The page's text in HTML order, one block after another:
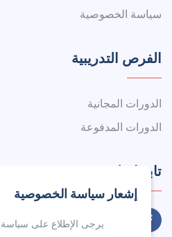
سياسة الخصوصية
الفرص التدريبية
الدورات المجانية
الدورات المدفوعة
تابعنا على
إشعار سياسة الخصوصية
يرجى الإطلاع على